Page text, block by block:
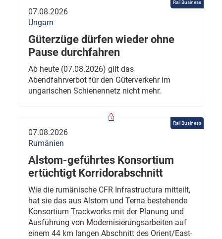
Rail Business
07.08.2026
Ungarn
Güterzüge dürfen wieder ohne
Pause durchfahren
Ab heute (07.08.2026) gilt das
Abendfahrverbot für den Güterverkehr im
ungarischen Schienennetz nicht mehr.
Rail Business
07.08.2026
Rumänien
Alstom-geführtes Konsortium
ertüchtigt Korridorabschnitt
Wie die rumänische CFR Infrastructura mitteilt,
hat sie das aus Alstom und Terna bestehende
Konsortium Trackworks mit der Planung und
Ausführung von Modernisierungsarbeiten auf
einem 44 km langen Abschnitt des Orient/East-